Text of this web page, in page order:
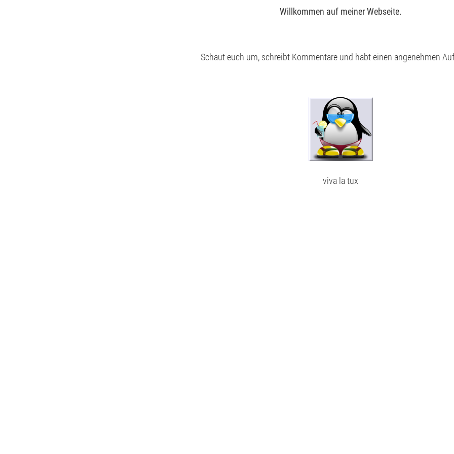
Willkommen auf meiner Webseite.
Schaut euch um, schreibt Kommentare und habt einen angenehmen
viva la tux